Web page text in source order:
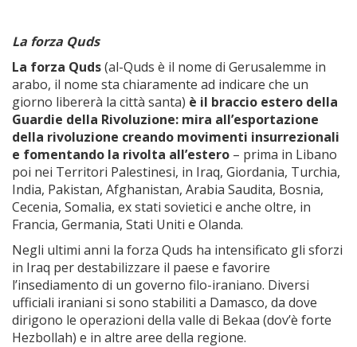
La forza Quds
La forza Quds(al-Quds è il nome di Gerusalemme in
arabo, il nome sta chiaramente ad indicare che un
giorno libererà la città santa) è il braccio estero della
Guardie della Rivoluzione: mira all’esportazione
della rivoluzione creando movimenti insurrezionali
e fomentando la rivolta all’estero – prima in Libano
poi nei Territori Palestinesi, in Iraq, Giordania, Turchia,
India, Pakistan, Afghanistan, Arabia Saudita, Bosnia,
Cecenia, Somalia, ex stati sovietici e anche oltre, in
Francia, Germania, Stati Uniti e Olanda.
Negli ultimi anni la forza Quds ha intensificato gli sforzi
in Iraq per destabilizzare il paese e favorire
l’insediamento di un governo filo-iraniano. Diversi
ufficiali iraniani si sono stabiliti a Damasco, da dove
dirigono le operazioni della valle di Bekaa (dov’è forte
Hezbollah) e in altre aree della regione.